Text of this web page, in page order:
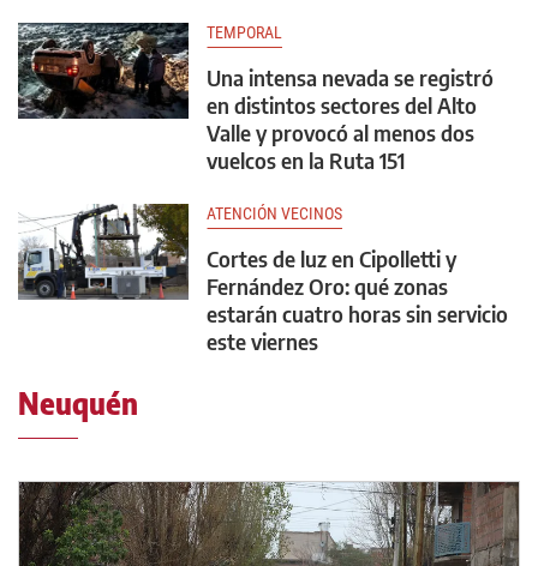
TEMPORAL
Una intensa nevada se registró
en distintos sectores del Alto
Valle y provocó al menos dos
vuelcos en la Ruta 151
ATENCIÓN VECINOS
Cortes de luz en Cipolletti y
Fernández Oro: qué zonas
estarán cuatro horas sin servicio
este viernes
Neuquén